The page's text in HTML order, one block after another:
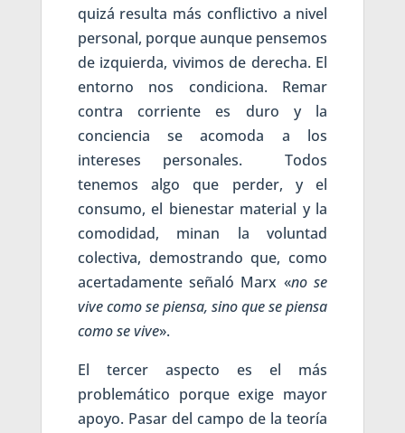
quizá resulta más conflictivo a nivel
personal, porque aunque pensemos
de izquierda, vivimos de derecha. El
entorno nos condiciona. Remar
contra corriente es duro y la
conciencia se acomoda a los
intereses personales. Todos
tenemos algo que perder, y el
consumo, el bienestar material y la
comodidad, minan la voluntad
colectiva, demostrando que, como
acertadamente señaló Marx «no se
vive como se piensa, sino que se piensa
como se vive».
El tercer aspecto es el más
problemático porque exige mayor
apoyo. Pasar del campo de la teoría